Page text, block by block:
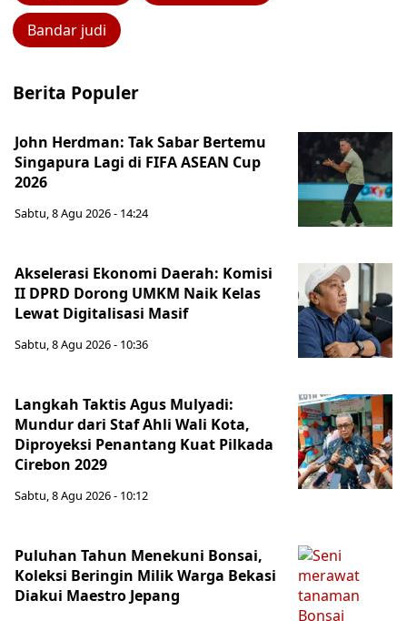
Bandar judi
Berita Populer
John Herdman: Tak Sabar Bertemu
Singapura Lagi di FIFA ASEAN Cup
2026
Sabtu, 8 Agu 2026 - 14:24
Akselerasi Ekonomi Daerah: Komisi
II DPRD Dorong UMKM Naik Kelas
Lewat Digitalisasi Masif
Sabtu, 8 Agu 2026 - 10:36
Langkah Taktis Agus Mulyadi:
Mundur dari Staf Ahli Wali Kota,
Diproyeksi Penantang Kuat Pilkada
Cirebon 2029
Sabtu, 8 Agu 2026 - 10:12
Puluhan Tahun Menekuni Bonsai,
Koleksi Beringin Milik Warga Bekasi
Diakui Maestro Jepang